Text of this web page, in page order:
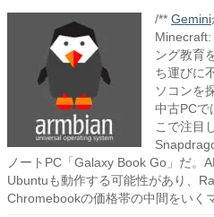
/** Gemini
Minecraft:
ング教育
ち運びに
ソコンを
中古PCで
こで注目
ノートPC「Galaxy Book Go」だ。
Ubuntuも動作する可能性があり、
Chromebookの価格帯の中間をいく